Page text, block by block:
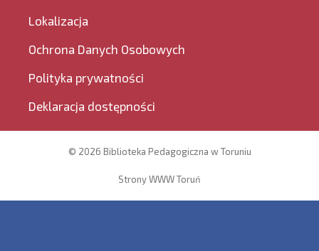
Lokalizacja
Ochrona Danych Osobowych
Polityka prywatności
Deklaracja dostępności
© 2026 Biblioteka Pedagogiczna w Toruniu
Strony WWW Toruń